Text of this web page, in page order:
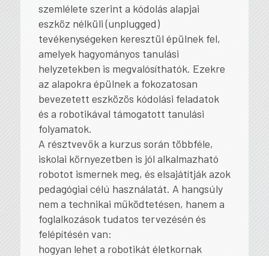
szemlélete szerint a kódolás alapjai
eszköz nélküli (unplugged)
tevékenységeken keresztül épülnek fel,
amelyek hagyományos tanulási
helyzetekben is megvalósíthatók. Ezekre
az alapokra épülnek a fokozatosan
bevezetett eszközös kódolási feladatok
és a robotikával támogatott tanulási
folyamatok.
A résztvevők a kurzus során többféle,
iskolai környezetben is jól alkalmazható
robotot ismernek meg, és elsajátítják azok
pedagógiai célú használatát. A hangsúly
nem a technikai működtetésen, hanem a
foglalkozások tudatos tervezésén és
felépítésén van:
hogyan lehet a robotikát életkornak